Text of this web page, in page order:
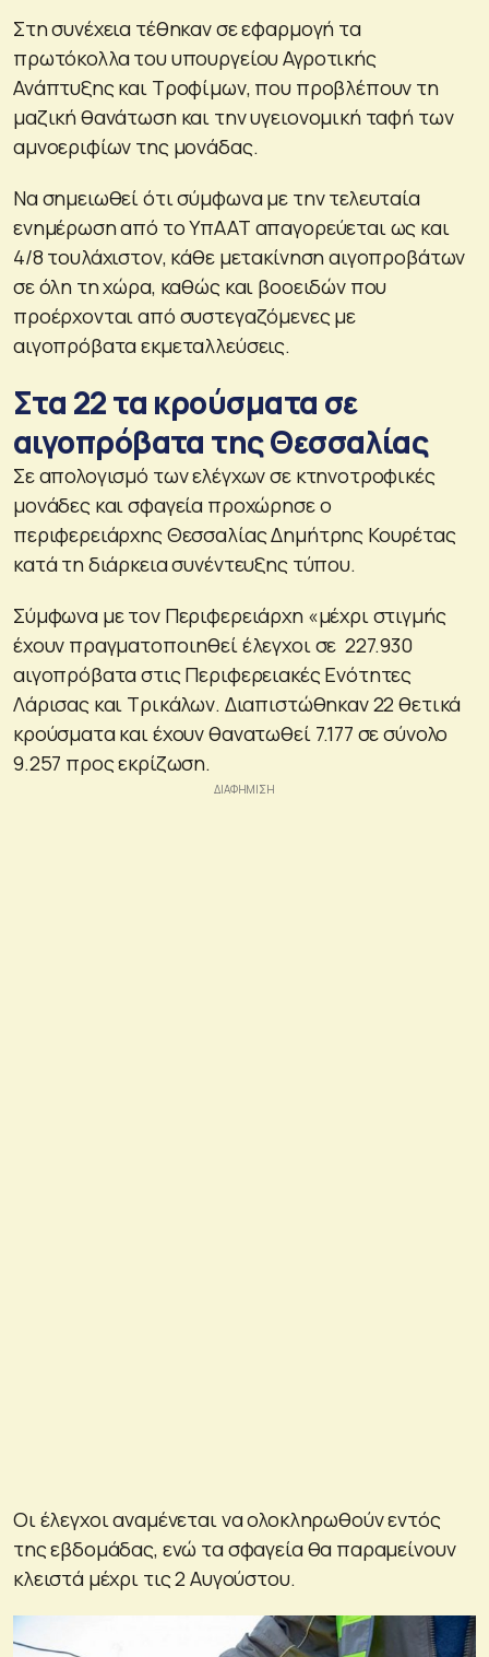
Στη συνέχεια τέθηκαν σε εφαρμογή τα
πρωτόκολλα του υπουργείου Αγροτικής
Ανάπτυξης και Τροφίμων, που προβλέπουν τη
μαζική θανάτωση και την υγειονομική ταφή των
αμνοεριφίων της μονάδας.
Να σημειωθεί ότι σύμφωνα με την τελευταία
ενημέρωση από το ΥπΑΑΤ απαγορεύεται ως και
4/8 τουλάχιστον, κάθε μετακίνηση αιγοπροβάτων
σε όλη τη χώρα, καθώς και βοοειδών που
προέρχονται από συστεγαζόμενες με
αιγοπρόβατα εκμεταλλεύσεις.
Στα 22 τα κρούσματα σε
αιγοπρόβατα της Θεσσαλίας
Σε απολογισμό των ελέγχων σε κτηνοτροφικές
μονάδες και σφαγεία προχώρησε ο
περιφερειάρχης Θεσσαλίας Δημήτρης Κουρέτας
κατά τη διάρκεια συνέντευξης τύπου.
Σύμφωνα με τον Περιφερειάρχη «μέχρι στιγμής
έχουν πραγματοποιηθεί έλεγχοι σε 227.930
αιγοπρόβατα στις Περιφερειακές Ενότητες
Λάρισας και Τρικάλων. Διαπιστώθηκαν 22 θετικά
κρούσματα και έχουν θανατωθεί 7.177 σε σύνολο
9.257 προς εκρίζωση.
Οι έλεγχοι αναμένεται να ολοκληρωθούν εντός
της εβδομάδας, ενώ τα σφαγεία θα παραμείνουν
κλειστά μέχρι τις 2 Αυγούστου.